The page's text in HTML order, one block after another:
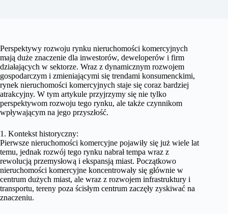
Perspektywy rozwoju rynku nieruchomości komercyjnych
mają duże znaczenie dla inwestorów, deweloperów i firm
działających w sektorze. Wraz z dynamicznym rozwojem
gospodarczym i zmieniającymi się trendami konsumenckimi,
rynek nieruchomości komercyjnych staje się coraz bardziej
atrakcyjny. W tym artykule przyjrzymy się nie tylko
perspektywom rozwoju tego rynku, ale także czynnikom
wpływającym na jego przyszłość.
1. Kontekst historyczny:
Pierwsze nieruchomości komercyjne pojawiły się już wiele lat
temu, jednak rozwój tego rynku nabrał tempa wraz z
rewolucją przemysłową i ekspansją miast. Początkowo
nieruchomości komercyjne koncentrowały się głównie w
centrum dużych miast, ale wraz z rozwojem infrastruktury i
transportu, tereny poza ścisłym centrum zaczęły zyskiwać na
znaczeniu.